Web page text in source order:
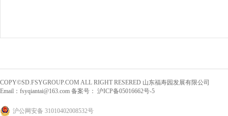
COPY©SD.FSYGROUP.COM ALL RIGHT RESERED 山东福寿园发展有限公司
Email： fsyqiantai@163.com 备案号： 沪ICP备05016662号-5
沪公网安备 31010402008532号